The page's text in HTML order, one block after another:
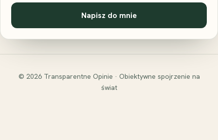
Napisz do mnie
© 2026 Transparentne Opinie · Obiektywne spojrzenie na
świat